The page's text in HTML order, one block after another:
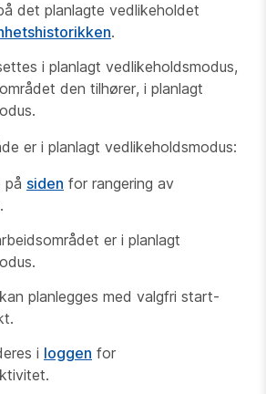
det planlagte vedlikeholdet
.
i planlagt vedlikeholdsmodus,
den tilhører, i planlagt
er i planlagt vedlikeholdsmodus:
på siden for rangering av
er i planlagt
planlegges med valgfri start-
i loggen for